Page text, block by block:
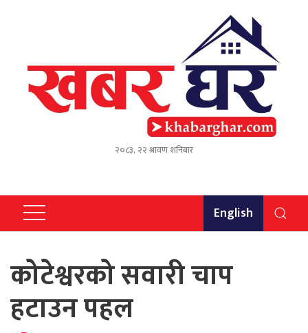
२०८३, २२ श्रावण शनिबार
English
कोटेश्वरको सवारी चाप
हटाउन पहल